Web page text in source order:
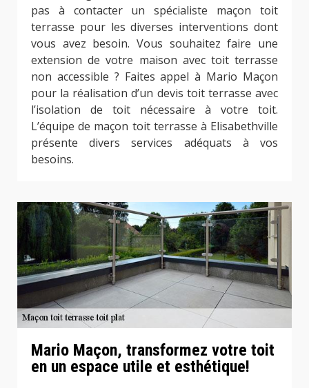
pas à contacter un spécialiste maçon toit
terrasse pour les diverses interventions dont
vous avez besoin. Vous souhaitez faire une
extension de votre maison avec toit terrasse
non accessible ? Faites appel à Mario Maçon
pour la réalisation d’un devis toit terrasse avec
l’isolation de toit nécessaire à votre toit.
L’équipe de maçon toit terrasse à Elisabethville
présente divers services adéquats à vos
besoins.
Mario Maçon, transformez votre toit
en un espace utile et esthétique!